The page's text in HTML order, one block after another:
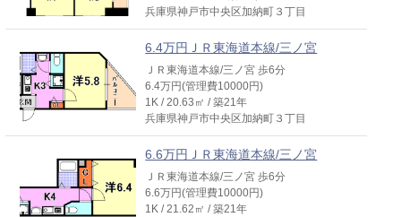
兵庫県神戸市中央区加納町３丁目
6.4万円ＪＲ東海道本線/三ノ宮
ＪＲ東海道本線/三ノ宮 歩6分
6.4万円(管理費10000円)
1K / 20.63㎡ / 築21年
兵庫県神戸市中央区加納町３丁目
6.6万円ＪＲ東海道本線/三ノ宮
ＪＲ東海道本線/三ノ宮 歩6分
6.6万円(管理費10000円)
1K / 21.62㎡ / 築21年